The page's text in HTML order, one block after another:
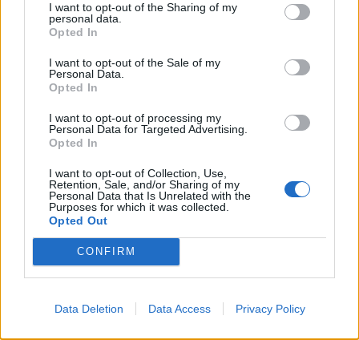
I want to opt-out of the Sharing of my
personal data.
Opted In
I want to opt-out of the Sale of my
Personal Data.
Opted In
I want to opt-out of processing my
Personal Data for Targeted Advertising.
Opted In
I want to opt-out of Collection, Use,
Retention, Sale, and/or Sharing of my
Personal Data that Is Unrelated with the
Purposes for which it was collected.
Opted Out
CONFIRM
Data Deletion Data Access Privacy Policy